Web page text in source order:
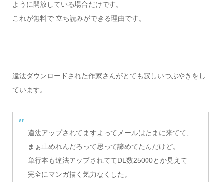
ように開放している場合だけです。
これが無料で 立ち読みができる理由です。
違法ダウンロードされた作家さんがとても寂しいつぶやきをし
ています。
違法アップされてますよってメールはたまに来てて、
まぁ止めれんだろって思って諦めてたんだけど。
単行本も違法アップされててDL数25000とか見えて
完全にマンガ描く気力なくした。